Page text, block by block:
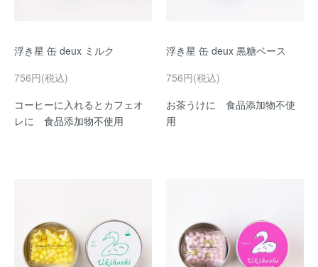
浮き星 缶 deux ミルク
756円(税込)
コーヒーに入れるとカフェオ
レに 食品添加物不使用
浮き星 缶 deux 黒糖ベース
756円(税込)
お茶うけに 食品添加物不使
用